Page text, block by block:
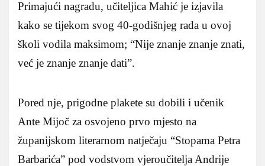
Primajući nagradu, učiteljica Mahić je izjavila
kako se tijekom svog 40-godišnjeg rada u ovoj
školi vodila maksimom; “Nije znanje znanje znati,
već je znanje znanje dati”.
Pored nje, prigodne plakete su dobili i učenik
Ante Mijoč za osvojeno prvo mjesto na
županijskom literarnom natječaju “Stopama Petra
Barbarića” pod vodstvom vjeroučitelja Andrije